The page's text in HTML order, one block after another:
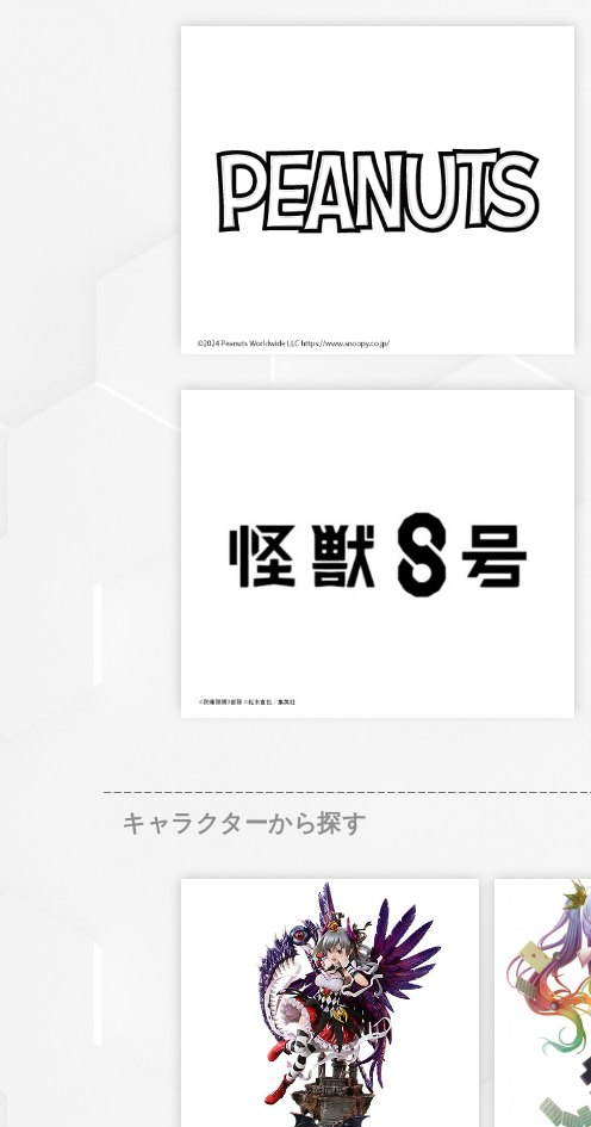
キャラクターから探す